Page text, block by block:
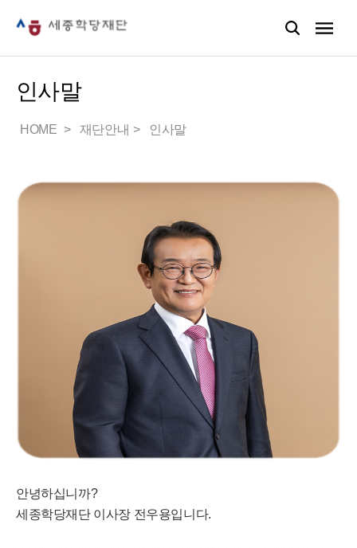
인사말
HOME 재단안내 인사말
안녕하십니까?
세종학당재단 이사장 전우용입니다.